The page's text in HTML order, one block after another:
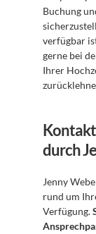
Buchung
verfügbar
gerne bei
Ihrer
durch
Jenny
rund um
Verfügung.